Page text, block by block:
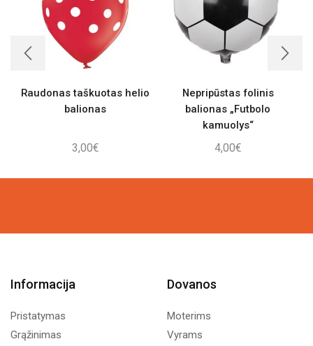
Raudonas taškuotas helio
balionas
3,00€
Nepripūstas folinis
balionas „Futbolo
kamuolys“
4,00€
Informacija
Pristatymas
Grąžinimas
Dovanos
Moterims
Vyrams